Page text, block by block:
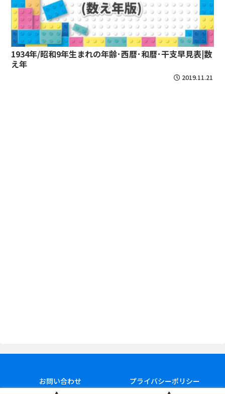
1934年/昭和9年生まれの年齢･西暦･和暦･干支早見表|数
え年
2019.11.21
お問い合わせ
プライバシーポリシー